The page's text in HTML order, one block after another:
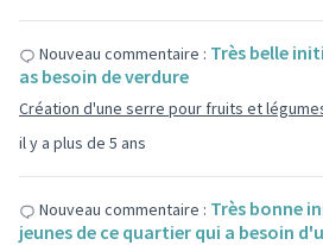
il y a plus de 5 ans
Nouveau commentaire : Très belle
as besoin de verdure
Création d'une serre pour fruits et
Nouveau commentaire : Très bonne
jeunes de ce quartier qui a besoin